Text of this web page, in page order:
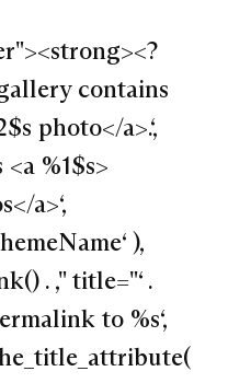
contains
photo</a>.‘,
%1$s>
a>‘,
),
. ‚" title="‘ .
to %s‘,